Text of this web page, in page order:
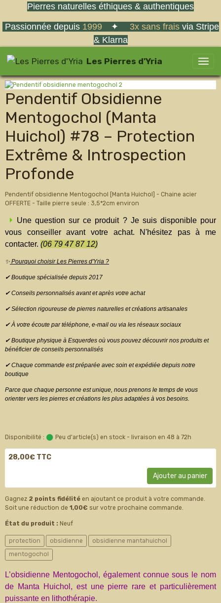
Pierres naturelles éthiques & authentiques
Passionnée depuis 1999 ✦ 3x sans fraisvia Stripe
& Klarna
Les Pierres d'Yria
Pendentif Obsidienne
Mentogochol (Manta
Huichol) #78 – Protection
Extrême & Introspection
Profonde
Pendentif obsidienne Mentogochol [Manta Huichol] - Chaine acier
OFFERTE - Taille pierre seule : 3,5*2cm environ
Une question sur ce produit ? Je suis disponible pour
vous conseiller avant votre achat. N'hésitez pas à me
contacter. (06 79 47 87 12)
✨Pourquoi choisir Les Pierres d'Yria ?
✔ Boutique spécialisée depuis 2017
✔ Conseils personnalisés avant et après votre achat
✔ Sélection rigoureuse de pierres naturelles et créations artisanales
✔ À votre écoute par téléphone, e-mail ou via les réseaux sociaux
✔ Boutique physique à Esquerdes où vous pouvez découvrir nos produits et
bénéficier de conseils personnalisés
✔ Chaque commande est préparée avec soin et expédiée depuis notre
boutique
Parce que chaque personne est unique, nous prenons le temps de vous
orienter vers les pierres et créations les plus adaptées à vos besoins.
Disponibilité : Peu d'article(s) en stock - livraison en 48 à 72h
28,00€ TTC
Ajouter au panier
Gagnez 2 points fidélité en ajoutant ce produit à votre commande.
Soit une réduction de 1,00€ sur votre prochaine commande.
État du produit : Neuf
protection obsidienne
obsidienne mantahuichol
mentogochol
L’obsidienne Mentogochol, également connue sous le nom
de Manta Huichol, est une pierre rare et particulièrement
puissante en lithothérapie.